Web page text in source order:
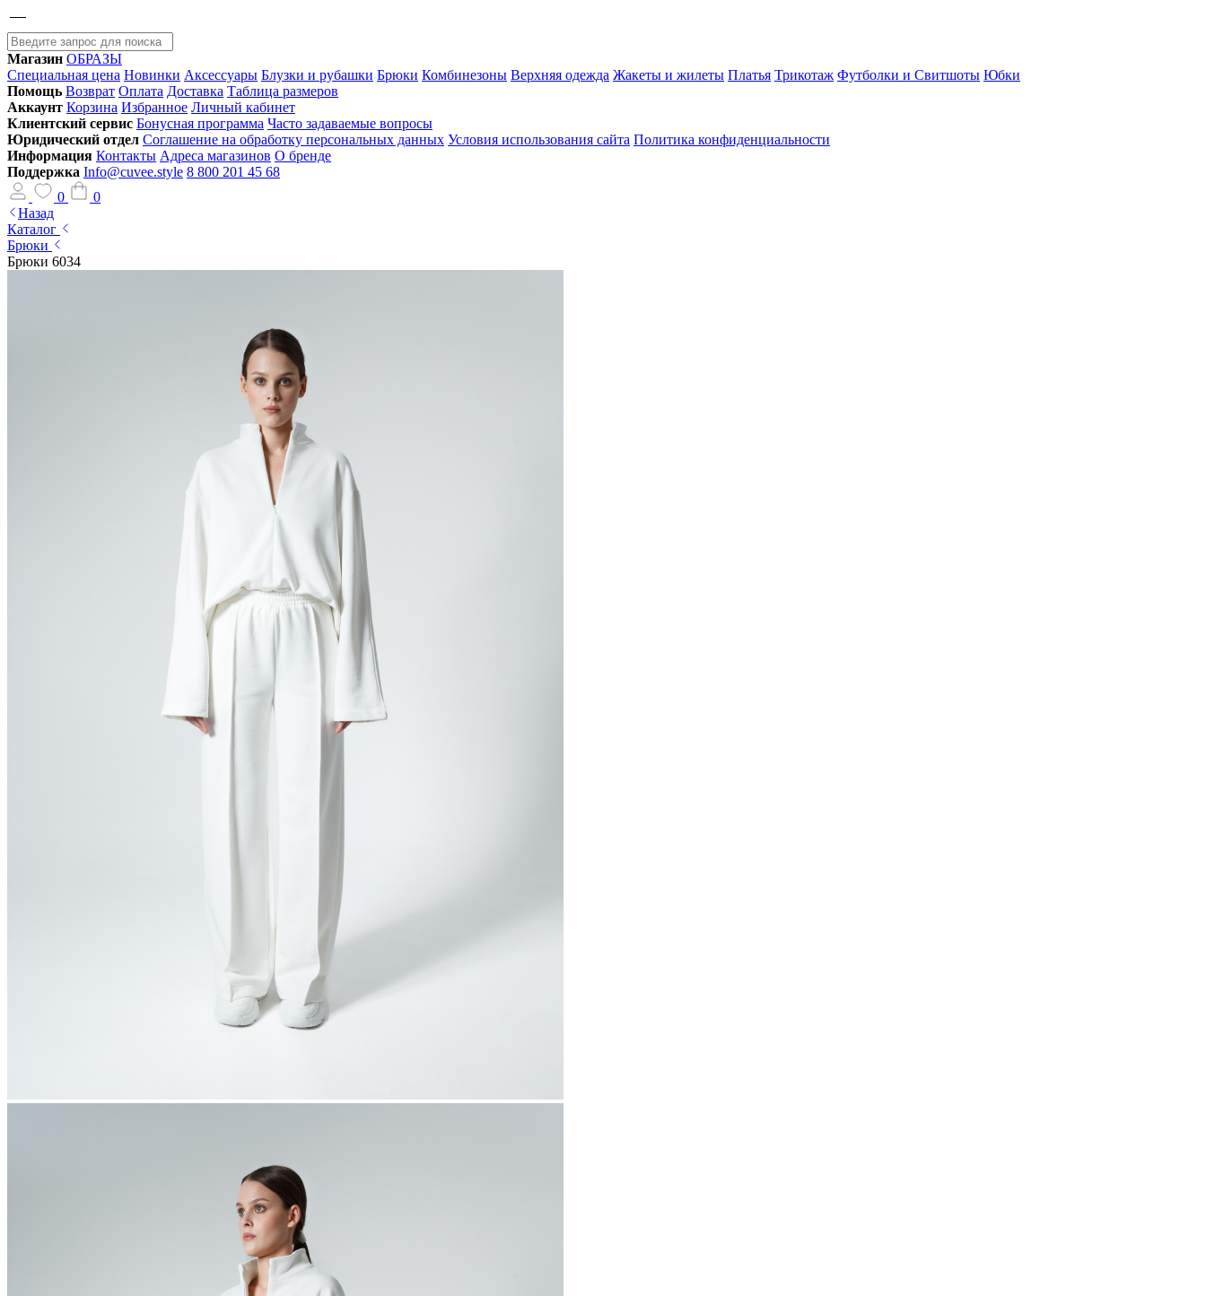
Магазин ОБРАЗЫ
Специальная цена Новинки Аксессуары Блузки и рубашки Брюки Комбинезоны Верхняя одежда Жакеты и жилеты Платья Трикотаж Футболки и Свитшоты Юбки
Помощь Возврат Оплата Доставка Таблица размеров
Аккаунт Корзина Избранное Личный кабинет
Клиентский сервис Бонусная программа Часто задаваемые вопросы
Юридический отдел Соглашение на обработку персональных данных Условия использования сайта Политика конфиденциальности
Информация Контакты Адреса магазинов О бренде
Поддержка Info@cuvee.style 8 800 201 45 68
0
0
Назад
Каталог
Брюки
Брюки 6034